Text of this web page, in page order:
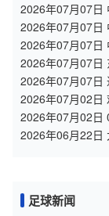
2026年07月07日
门
2026年07月07日
言和
2026年07月07日
开二度
2026年07月07日
巴洛贡补时被换下
2026年07月07日
绝杀41岁C罗最
2026年07月02日
凯恩双响+绝杀
2026年07月02日
进球视频
2026年06月22日
足球新闻